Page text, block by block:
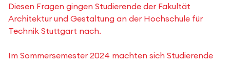
Diesen Fragen gingen Studierende der Fakultät
Architektur und Gestaltung an der Hochschule für
Technik Stuttgart nach.
Im Sommersemester 2024 machten sich Studierende